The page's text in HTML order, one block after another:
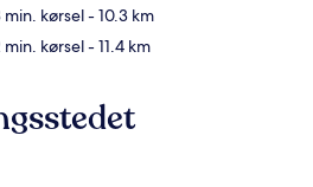
min. kørsel- 10.3 km
min. kørsel- 11.4 km